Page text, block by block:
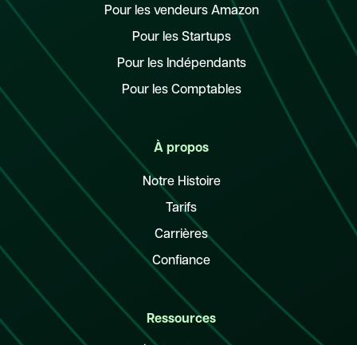
Pour les vendeurs Amazon
Pour les Startups
Pour les Indépendants
Pour les Comptables
À propos
Notre Histoire
Tarifs
Carrières
Confiance
Ressources